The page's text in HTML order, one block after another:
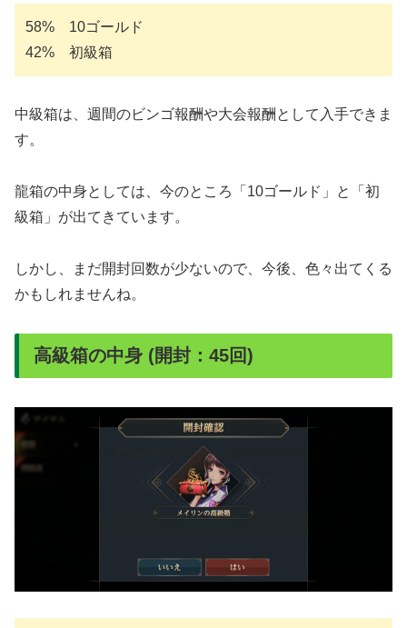
58% 10ゴールド
42% 初級箱
中級箱は、週間のビンゴ報酬や大会報酬として入手できま
す。
龍箱の中身としては、今のところ「10ゴールド」と「初
級箱」が出てきています。
しかし、まだ開封回数が少ないので、今後、色々出てくる
かもしれませんね。
高級箱の中身 (開封：45回)